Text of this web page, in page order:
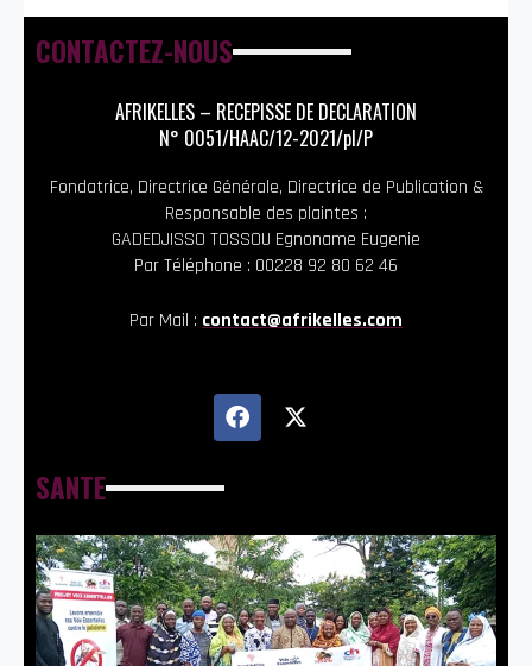
CONTACTEZ-NOUS
AFRIKELLES – RECEPISSE DE DECLARATION
N° 0051/HAAC/12-2021/pl/P
Fondatrice, Directrice Générale, Directrice de Publication &
Responsable des plaintes :
GADEDJISSO TOSSOU Egnoname Eugenie
Par Téléphone : 00228 92 80 62 46
Par Mail : contact@afrikelles.com
SANTE